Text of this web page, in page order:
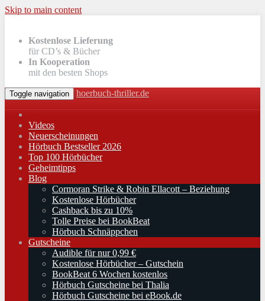
Skip to main content
Kostenlose Lieferung
für CD’s & Bücher
In Kooperation
mit den besten Shops
Toggle navigation hoerbuch-thriller.de
Videos
Neuerscheinungen
Hörbuch Bestseller 2026
Top 100 Hörbücher
Geheimtipps
Blog
Cormoran Strike & Robin Ellacott – Beziehung
Kostenlose Hörbücher
Cashback bis zu 10%
Tolle Preise bei BookBeat
Hörbuch Schnäppchen
Gutscheine
Audible für nur 0,99 €
Kostenlose Hörbücher – Gutschein
BookBeat 6 Wochen kostenlos
Hörbuch Gutscheine bei Thalia
Hörbuch Gutscheine bei eBook.de